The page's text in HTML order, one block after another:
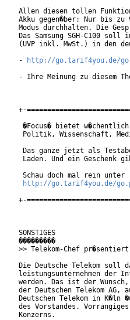
Allen diesen tollen
Akku gegen�ber: Nur bis zu
Modus durchhalten. Die
Das Samsung SGH-C100
(UVP inkl. MwSt.) in den
-
http://go.tarif4you.de/
- Ihre Meinung zu diesem
+-
�Focus� bietet
Politik, Wissenschaft,
Das ganze jetzt als
Laden. Und ein Geschenk
Schau doch mal rein unter
http://go.tarif4you.de/
+-
SONSTIGES
���������
>> Telekom-Chef pr�sentiert
Die Deutsche Telekom soll
leistungsunternehmen der
werden. Das ist der
der Deutschen Telekom AG,
Deutschen Telekom in K�ln
des Vorstandes.
Konzerns.